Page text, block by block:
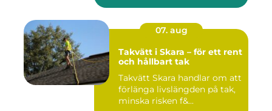
07. aug
Takvätt i Skara – för ett rent
och hållbart tak
Takvätt Skara handlar om att
förlänga livslängden på tak,
minska risken f&...